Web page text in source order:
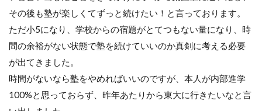
その後も塾が楽しくてずっと続けたい！と言っております。
ただ小5になり、学校からの宿題がとてつもない量になり、時
間の余裕がない状態で塾を続けていいのか真剣に考える必要
が出てきました。
時間がないなら塾をやめればいいのですが、本人が内部進学
100%と思っておらず、昨年あたりから東大に行きたいなと言